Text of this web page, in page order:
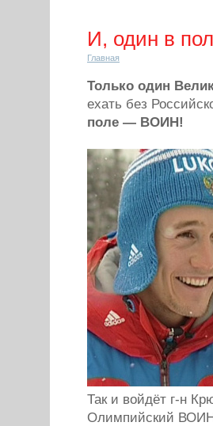
И, один в
Главная
Только один
ехать без
поле — ВОИН!
Так и войдёт г-н
Олимпийский